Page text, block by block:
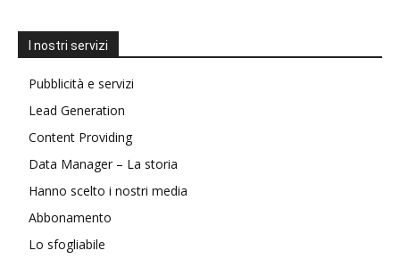
I nostri servizi
Pubblicità e servizi
Lead Generation
Content Providing
Data Manager – La storia
Hanno scelto i nostri media
Abbonamento
Lo sfogliabile